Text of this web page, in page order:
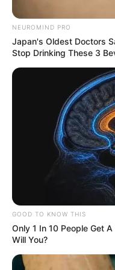
Cirujano de las Barbies
Mateo Zapata
Junio 7, 2025
NEUROMIND PRO
Japan's Oldest Doctors
Stop Drinking These 3
GOOD TO KNOW THIS
Only 1 In 10 People Get
Will You?